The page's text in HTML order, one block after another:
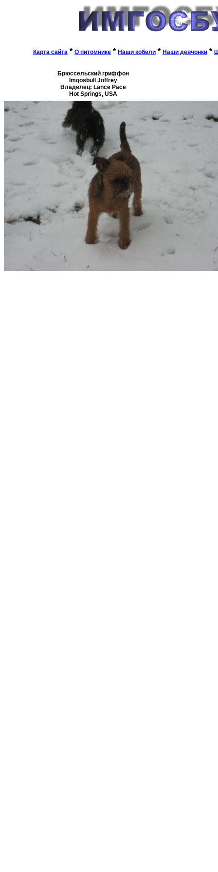
Брюссельский гриффон
Imgosbull Joffrey
Владелец: Lance Pace
Hot Springs, USA
Карта сайта * О питомнике * Наши кобели * Наши девчонки *